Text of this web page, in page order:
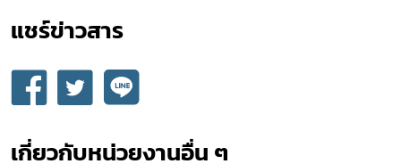
แชร์ข่าวสาร​
เกี่ยวกับหน่วยงานอื่น ๆ